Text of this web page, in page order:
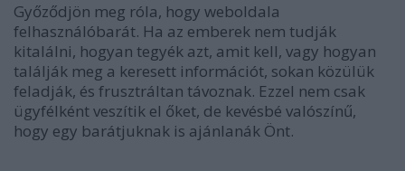
Győződjön meg róla, hogy weboldala
felhasználóbarát. Ha az emberek nem tudják
kitalálni, hogyan tegyék azt, amit kell, vagy hogyan
találják meg a keresett információt, sokan közülük
feladják, és frusztráltan távoznak. Ezzel nem csak
ügyfélként veszítik el őket, de kevésbé valószínű,
hogy egy barátjuknak is ajánlanák Önt.